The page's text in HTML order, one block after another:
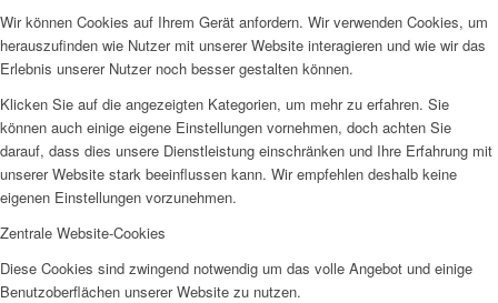
Wir können Cookies auf Ihrem Gerät anfordern. Wir verwenden Cookies, um
herauszufinden wie Nutzer mit unserer Website interagieren und wie wir das
Erlebnis unserer Nutzer noch besser gestalten können.
Klicken Sie auf die angezeigten Kategorien, um mehr zu erfahren. Sie
können auch einige eigene Einstellungen vornehmen, doch achten Sie
darauf, dass dies unsere Dienstleistung einschränken und Ihre Erfahrung mit
unserer Website stark beeinflussen kann. Wir empfehlen deshalb keine
eigenen Einstellungen vorzunehmen.
Zentrale Website-Cookies
Diese Cookies sind zwingend notwendig um das volle Angebot und einige
Benutzoberflächen unserer Website zu nutzen.